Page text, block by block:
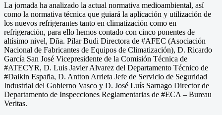
La jornada ha analizado la actual normativa medioambiental, así
como la normativa técnica que guiará la aplicación y utilización de
los nuevos refrigerantes tanto en climatización como en
refrigeración, para ello hemos contado con cinco ponentes de
altísimo nivel, Dña. Pilar Budi Directora de #AFEC (Asociación
Nacional de Fabricantes de Equipos de Climatización), D. Ricardo
García San José Vicepresidente de la Comisión Técnica de
#ATECYR, D. Luis Javier Alvarez del Departamento Técnico de
#Daikin España, D. Antton Arrieta Jefe de Servicio de Seguridad
Industrial del Gobierno Vasco y D. José Luís Sarnago Director de
Departamento de Inspecciones Reglamentarias de #ECA – Bureau
Veritas.